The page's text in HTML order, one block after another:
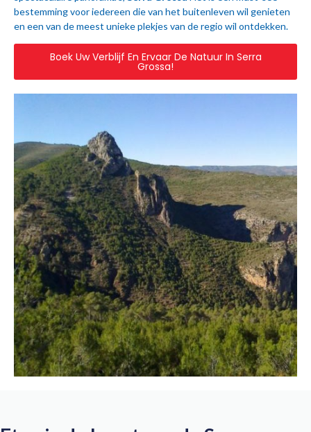
bestemming voor iedereen die van het buitenleven wil genieten
en een van de meest unieke plekjes van de regio wil ontdekken.
Boek Uw Verblijf En Ervaar De Natuur In Serra
Grossa!